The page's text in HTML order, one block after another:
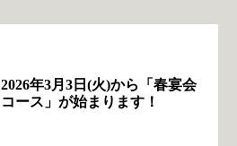
2026年3月3日(火)から「春宴会
コース」が始まります！